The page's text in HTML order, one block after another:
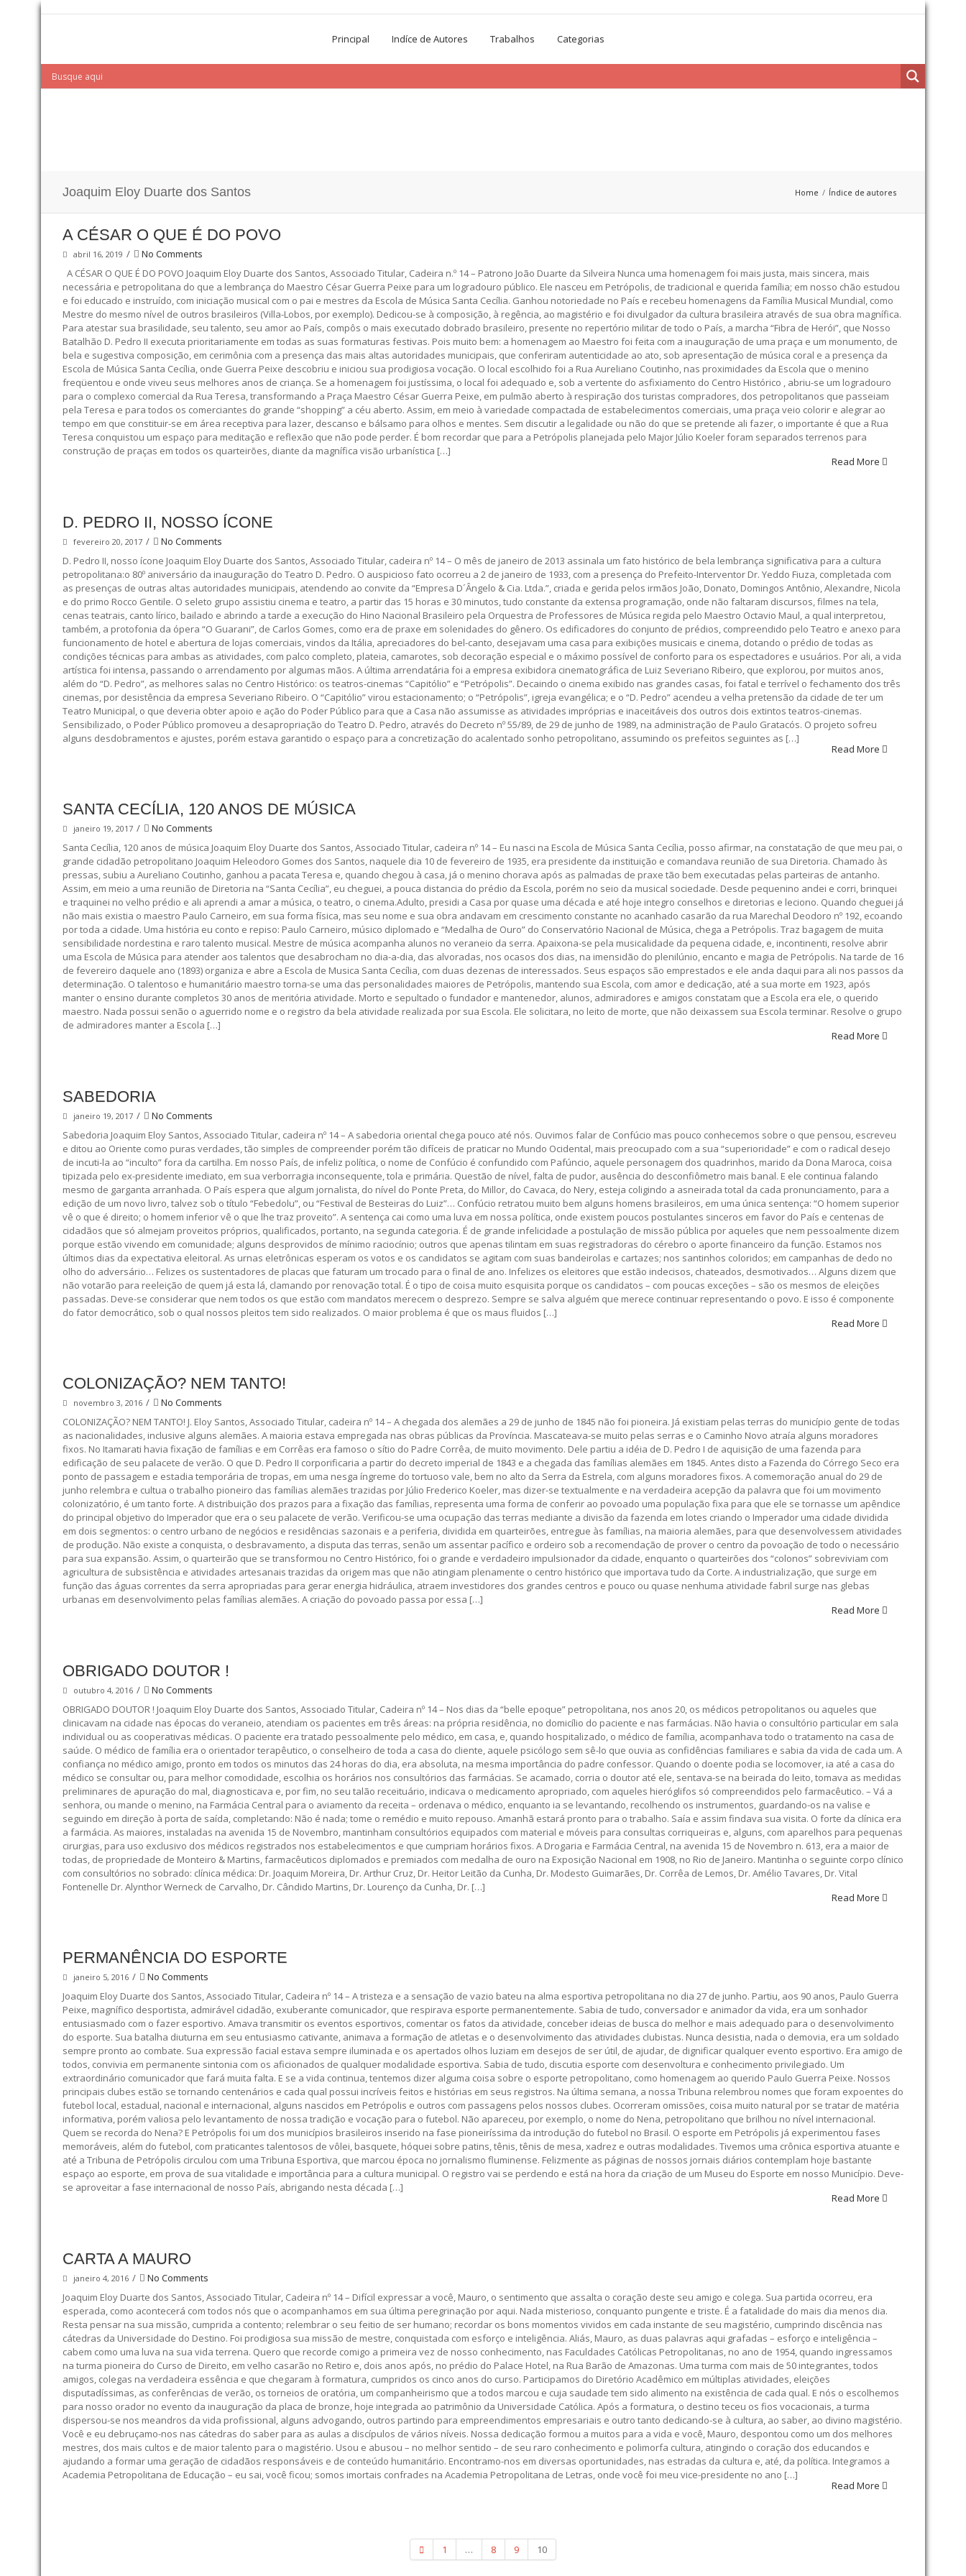
Principal Indíce de Autores Trabalhos Categorias
Joaquim Eloy Duarte dos Santos Home Índice de autores
A CÉSAR O QUE É DO POVO
abril 16, 2019 /
No Comments
A CÉSAR O QUE É DO POVO Joaquim Eloy Duarte dos Santos, Associado Titular, Cadeira n.º 14 – Patrono João Duarte da Silveira Nunca uma homenagem foi mais justa, mais sincera, mais
necessária e petropolitana do que a lembrança do Maestro César Guerra Peixe para um logradouro público. Ele nasceu em Petrópolis, de tradicional e querida família; em nosso chão estudou
e foi educado e instruído, com iniciação musical com o pai e mestres da Escola de Música Santa Cecília. Ganhou notoriedade no País e recebeu homenagens da Família Musical Mundial, como
Mestre do mesmo nível de outros brasileiros (Villa-Lobos, por exemplo). Dedicou-se à composição, à regência, ao magistério e foi divulgador da cultura brasileira através de sua obra magnífica.
Para atestar sua brasilidade, seu talento, seu amor ao País, compôs o mais executado dobrado brasileiro, presente no repertório militar de todo o País, a marcha “Fibra de Herói”, que Nosso
Batalhão D. Pedro II executa prioritariamente em todas as suas formaturas festivas. Pois muito bem: a homenagem ao Maestro foi feita com a inauguração de uma praça e um monumento, de
bela e sugestiva composição, em cerimônia com a presença das mais altas autoridades municipais, que conferiram autenticidade ao ato, sob apresentação de música coral e a presença da
Escola de Música Santa Cecília, onde Guerra Peixe descobriu e iniciou sua prodigiosa vocação. O local escolhido foi a Rua Aureliano Coutinho, nas proximidades da Escola que o menino
freqüentou e onde viveu seus melhores anos de criança. Se a homenagem foi justíssima, o local foi adequado e, sob a vertente do asfixiamento do Centro Histórico , abriu-se um logradouro
para o complexo comercial da Rua Teresa, transformando a Praça Maestro César Guerra Peixe, em pulmão aberto à respiração dos turistas compradores, dos petropolitanos que passeiam
pela Teresa e para todos os comerciantes do grande “shopping” a céu aberto. Assim, em meio à variedade compactada de estabelecimentos comerciais, uma praça veio colorir e alegrar ao
tempo em que constituir-se em área receptiva para lazer, descanso e bálsamo para olhos e mentes. Sem discutir a legalidade ou não do que se pretende ali fazer, o importante é que a Rua
Teresa conquistou um espaço para meditação e reflexão que não pode perder. É bom recordar que para a Petrópolis planejada pelo Major Júlio Koeler foram separados terrenos para
construção de praças em todos os quarteirões, diante da magnífica visão urbanística […]
Read More
D. PEDRO II, NOSSO ÍCONE
fevereiro 20, 2017 /
No Comments
D. Pedro II, nosso ícone Joaquim Eloy Duarte dos Santos, Associado Titular, cadeira nº 14 – O mês de janeiro de 2013 assinala um fato histórico de bela lembrança significativa para a cultura
petropolitana:o 80º aniversário da inauguração do Teatro D. Pedro. O auspicioso fato ocorreu a 2 de janeiro de 1933, com a presença do Prefeito-Interventor Dr. Yeddo Fiuza, completada com
as presenças de outras altas autoridades municipais, atendendo ao convite da “Empresa D´Ângelo & Cia. Ltda.”, criada e gerida pelos irmãos João, Donato, Domingos Antônio, Alexandre, Nicola
e do primo Rocco Gentile. O seleto grupo assistiu cinema e teatro, a partir das 15 horas e 30 minutos, tudo constante da extensa programação, onde não faltaram discursos, filmes na tela,
cenas teatrais, canto lírico, bailado e abrindo a tarde a execução do Hino Nacional Brasileiro pela Orquestra de Professores de Música regida pelo Maestro Octavio Maul, a qual interpretou,
também, a protofonia da ópera “O Guarani”, de Carlos Gomes, como era de praxe em solenidades do gênero. Os edificadores do conjunto de prédios, compreendido pelo Teatro e anexo para
funcionamento de hotel e abertura de lojas comerciais, vindos da Itália, apreciadores do bel-canto, desejavam uma casa para exibições musicais e cinema, dotando o prédio de todas as
condições técnicas para ambas as atividades, com palco completo, plateia, camarotes, sob decoração especial e o máximo possível de conforto para os espectadores e usuários. Por ali, a vida
artística foi intensa, passando o arrendamento por algumas mãos. A última arrendatária foi a empresa exibidora cinematográfica de Luiz Severiano Ribeiro, que explorou, por muitos anos,
além do “D. Pedro”, as melhores salas no Centro Histórico: os teatros-cinemas “Capitólio” e “Petrópolis”. Decaindo o cinema exibido nas grandes casas, foi fatal e terrível o fechamento dos três
cinemas, por desistência da empresa Severiano Ribeiro. O “Capitólio” virou estacionamento; o “Petrópolis”, igreja evangélica; e o “D. Pedro” acendeu a velha pretensão da cidade de ter um
Teatro Municipal, o que deveria obter apoio e ação do Poder Público para que a Casa não assumisse as atividades impróprias e inaceitáveis dos outros dois extintos teatros-cinemas.
Sensibilizado, o Poder Público promoveu a desapropriação do Teatro D. Pedro, através do Decreto nº 55/89, de 29 de junho de 1989, na administração de Paulo Gratacós. O projeto sofreu
alguns desdobramentos e ajustes, porém estava garantido o espaço para a concretização do acalentado sonho petropolitano, assumindo os prefeitos seguintes as […]
Read More
SANTA CECÍLIA, 120 ANOS DE MÚSICA
janeiro 19, 2017 /
No Comments
Santa Cecília, 120 anos de música Joaquim Eloy Duarte dos Santos, Associado Titular, cadeira nº 14 – Eu nasci na Escola de Música Santa Cecília, posso afirmar, na constatação de que meu pai, o
grande cidadão petropolitano Joaquim Heleodoro Gomes dos Santos, naquele dia 10 de fevereiro de 1935, era presidente da instituição e comandava reunião de sua Diretoria. Chamado às
pressas, subiu a Aureliano Coutinho, ganhou a pacata Teresa e, quando chegou à casa, já o menino chorava após as palmadas de praxe tão bem executadas pelas parteiras de antanho.
Assim, em meio a uma reunião de Diretoria na “Santa Cecília”, eu cheguei, a pouca distancia do prédio da Escola, porém no seio da musical sociedade. Desde pequenino andei e corri, brinquei
e traquinei no velho prédio e ali aprendi a amar a música, o teatro, o cinema.Adulto, presidi a Casa por quase uma década e até hoje integro conselhos e diretorias e leciono. Quando cheguei já
não mais existia o maestro Paulo Carneiro, em sua forma física, mas seu nome e sua obra andavam em crescimento constante no acanhado casarão da rua Marechal Deodoro nº 192, ecoando
por toda a cidade. Uma história eu conto e repiso: Paulo Carneiro, músico diplomado e “Medalha de Ouro” do Conservatório Nacional de Música, chega a Petrópolis. Traz bagagem de muita
sensibilidade nordestina e raro talento musical. Mestre de música acompanha alunos no veraneio da serra. Apaixona-se pela musicalidade da pequena cidade, e, incontinenti, resolve abrir
uma Escola de Música para atender aos talentos que desabrocham no dia-a-dia, das alvoradas, nos ocasos dos dias, na imensidão do plenilúnio, encanto e magia de Petrópolis. Na tarde de 16
de fevereiro daquele ano (1893) organiza e abre a Escola de Musica Santa Cecília, com duas dezenas de interessados. Seus espaços são emprestados e ele anda daqui para ali nos passos da
determinação. O talentoso e humanitário maestro torna-se uma das personalidades maiores de Petrópolis, mantendo sua Escola, com amor e dedicação, até a sua morte em 1923, após
manter o ensino durante completos 30 anos de meritória atividade. Morto e sepultado o fundador e mantenedor, alunos, admiradores e amigos constatam que a Escola era ele, o querido
maestro. Nada possui senão o aguerrido nome e o registro da bela atividade realizada por sua Escola. Ele solicitara, no leito de morte, que não deixassem sua Escola terminar. Resolve o grupo
de admiradores manter a Escola […]
Read More
SABEDORIA
janeiro 19, 2017 /
No Comments
Sabedoria Joaquim Eloy Santos, Associado Titular, cadeira nº 14 – A sabedoria oriental chega pouco até nós. Ouvimos falar de Confúcio mas pouco conhecemos sobre o que pensou, escreveu
e ditou ao Oriente como puras verdades, tão simples de compreender porém tão difíceis de praticar no Mundo Ocidental, mais preocupado com a sua “superioridade” e com o radical desejo
de incuti-la ao “inculto” fora da cartilha. Em nosso País, de infeliz política, o nome de Confúcio é confundido com Pafúncio, aquele personagem dos quadrinhos, marido da Dona Maroca, coisa
tipizada pelo ex-presidente imediato, em sua verborragia inconsequente, tola e primária. Questão de nível, falta de pudor, ausência do desconfiômetro mais banal. E ele continua falando
mesmo de garganta arranhada. O País espera que algum jornalista, do nível do Ponte Preta, do Millor, do Cavaca, do Nery, esteja coligindo a asneirada total da cada pronunciamento, para a
edição de um novo livro, talvez sob o título “Febedolu”, ou “Festival de Besteiras do Luiz”… Confúcio retratou muito bem alguns homens brasileiros, em uma única sentença: “O homem superior
vê o que é direito; o homem inferior vê o que lhe traz proveito”. A sentença cai como uma luva em nossa política, onde existem poucos postulantes sinceros em favor do País e centenas de
cidadãos que só almejam proveitos próprios, qualificados, portanto, na segunda categoria. É de grande infelicidade a postulação de missão pública por aqueles que nem pessoalmente dizem
porque estão vivendo em comunidade; alguns desprovidos de mínimo raciocínio; outros que apenas tilintam em suas registradoras do cérebro o aporte financeiro da função. Estamos nos
últimos dias da expectativa eleitoral. As urnas eletrônicas esperam os votos e os candidatos se agitam com suas bandeirolas e cartazes; nos santinhos coloridos; em campanhas de dedo no
olho do adversário… Felizes os sustentadores de placas que faturam um trocado para o final de ano. Infelizes os eleitores que estão indecisos, chateados, desmotivados… Alguns dizem que
não votarão para reeleição de quem já esta lá, clamando por renovação total. É o tipo de coisa muito esquisita porque os candidatos – com poucas exceções – são os mesmos de eleições
passadas. Deve-se considerar que nem todos os que estão com mandatos merecem o desprezo. Sempre se salva alguém que merece continuar representando o povo. E isso é componente
do fator democrático, sob o qual nossos pleitos tem sido realizados. O maior problema é que os maus fluidos […]
Read More
COLONIZAÇÃO? NEM TANTO!
novembro 3, 2016 /
No Comments
COLONIZAÇÃO? NEM TANTO! J. Eloy Santos, Associado Titular, cadeira nº 14 – A chegada dos alemães a 29 de junho de 1845 não foi pioneira. Já existiam pelas terras do município gente de todas
as nacionalidades, inclusive alguns alemães. A maioria estava empregada nas obras públicas da Província. Mascateava-se muito pelas serras e o Caminho Novo atraía alguns moradores
fixos. No Itamarati havia fixação de famílias e em Corrêas era famoso o sítio do Padre Corrêa, de muito movimento. Dele partiu a idéia de D. Pedro I de aquisição de uma fazenda para
edificação de seu palacete de verão. O que D. Pedro II corporificaria a partir do decreto imperial de 1843 e a chegada das famílias alemães em 1845. Antes disto a Fazenda do Córrego Seco era
ponto de passagem e estadia temporária de tropas, em uma nesga íngreme do tortuoso vale, bem no alto da Serra da Estrela, com alguns moradores fixos. A comemoração anual do 29 de
junho relembra e cultua o trabalho pioneiro das famílias alemães trazidas por Júlio Frederico Koeler, mas dizer-se textualmente e na verdadeira acepção da palavra que foi um movimento
colonizatório, é um tanto forte. A distribuição dos prazos para a fixação das famílias, representa uma forma de conferir ao povoado uma população fixa para que ele se tornasse um apêndice
do principal objetivo do Imperador que era o seu palacete de verão. Verificou-se uma ocupação das terras mediante a divisão da fazenda em lotes criando o Imperador uma cidade dividida
em dois segmentos: o centro urbano de negócios e residências sazonais e a periferia, dividida em quarteirões, entregue às famílias, na maioria alemães, para que desenvolvessem atividades
de produção. Não existe a conquista, o desbravamento, a disputa das terras, senão um assentar pacífico e ordeiro sob a recomendação de prover o centro da povoação de todo o necessário
para sua expansão. Assim, o quarteirão que se transformou no Centro Histórico, foi o grande e verdadeiro impulsionador da cidade, enquanto o quarteirões dos “colonos” sobreviviam com
agricultura de subsistência e atividades artesanais trazidas da origem mas que não atingiam plenamente o centro histórico que importava tudo da Corte. A industrialização, que surge em
função das águas correntes da serra apropriadas para gerar energia hidráulica, atraem investidores dos grandes centros e pouco ou quase nenhuma atividade fabril surge nas glebas
urbanas em desenvolvimento pelas famílias alemães. A criação do povoado passa por essa […]
Read More
OBRIGADO DOUTOR !
outubro 4, 2016 /
No Comments
OBRIGADO DOUTOR ! Joaquim Eloy Duarte dos Santos, Associado Titular, Cadeira nº 14 – Nos dias da “belle epoque” petropolitana, nos anos 20, os médicos petropolitanos ou aqueles que
clinicavam na cidade nas épocas do veraneio, atendiam os pacientes em três áreas: na própria residência, no domicílio do paciente e nas farmácias. Não havia o consultório particular em sala
individual ou as cooperativas médicas. O paciente era tratado pessoalmente pelo médico, em casa, e, quando hospitalizado, o médico de família, acompanhava todo o tratamento na casa de
saúde. O médico de família era o orientador terapêutico, o conselheiro de toda a casa do cliente, aquele psicólogo sem sê-lo que ouvia as confidências familiares e sabia da vida de cada um. A
confiança no médico amigo, pronto em todos os minutos das 24 horas do dia, era absoluta, na mesma importância do padre confessor. Quando o doente podia se locomover, ia até a casa do
médico se consultar ou, para melhor comodidade, escolhia os horários nos consultórios das farmácias. Se acamado, corria o doutor até ele, sentava-se na beirada do leito, tomava as medidas
preliminares de apuração do mal, diagnosticava e, por fim, no seu talão receituário, indicava o medicamento apropriado, com aqueles hieróglifos só compreendidos pelo farmacêutico. – Vá a
senhora, ou mande o menino, na Farmácia Central para o aviamento da receita – ordenava o médico, enquanto ia se levantando, recolhendo os instrumentos, guardando-os na valise e
seguindo em direção à porta de saída, completando: Não é nada; tome o remédio e muito repouso. Amanhã estará pronto para o trabalho. Saía e assim findava sua visita. O forte da clínica era
a farmácia. As maiores, instaladas na avenida 15 de Novembro, mantinham consultórios equipados com material e móveis para consultas corriqueiras e, alguns, com aparelhos para pequenas
cirurgias, para uso exclusivo dos médicos registrados nos estabelecimentos e que cumpriam horários fixos. A Drogaria e Farmácia Central, na avenida 15 de Novembro n. 613, era a maior de
todas, de propriedade de Monteiro & Martins, farmacêuticos diplomados e premiados com medalha de ouro na Exposição Nacional em 1908, no Rio de Janeiro. Mantinha o seguinte corpo clínico
com consultórios no sobrado: clínica médica: Dr. Joaquim Moreira, Dr. Arthur Cruz, Dr. Heitor Leitão da Cunha, Dr. Modesto Guimarães, Dr. Corrêa de Lemos, Dr. Amélio Tavares, Dr. Vital
Fontenelle Dr. Alynthor Werneck de Carvalho, Dr. Cândido Martins, Dr. Lourenço da Cunha, Dr. […]
Read More
PERMANÊNCIA DO ESPORTE
janeiro 5, 2016 /
No Comments
Joaquim Eloy Duarte dos Santos, Associado Titular, Cadeira nº 14 – A tristeza e a sensação de vazio bateu na alma esportiva petropolitana no dia 27 de junho. Partiu, aos 90 anos, Paulo Guerra
Peixe, magnífico desportista, admirável cidadão, exuberante comunicador, que respirava esporte permanentemente. Sabia de tudo, conversador e animador da vida, era um sonhador
entusiasmado com o fazer esportivo. Amava transmitir os eventos esportivos, comentar os fatos da atividade, conceber ideias de busca do melhor e mais adequado para o desenvolvimento
do esporte. Sua batalha diuturna em seu entusiasmo cativante, animava a formação de atletas e o desenvolvimento das atividades clubistas. Nunca desistia, nada o demovia, era um soldado
sempre pronto ao combate. Sua expressão facial estava sempre iluminada e os apertados olhos luziam em desejos de ser útil, de ajudar, de dignificar qualquer evento esportivo. Era amigo de
todos, convivia em permanente sintonia com os aficionados de qualquer modalidade esportiva. Sabia de tudo, discutia esporte com desenvoltura e conhecimento privilegiado. Um
extraordinário comunicador que fará muita falta. E se a vida continua, tentemos dizer alguma coisa sobre o esporte petropolitano, como homenagem ao querido Paulo Guerra Peixe. Nossos
principais clubes estão se tornando centenários e cada qual possui incríveis feitos e histórias em seus registros. Na última semana, a nossa Tribuna relembrou nomes que foram expoentes do
futebol local, estadual, nacional e internacional, alguns nascidos em Petrópolis e outros com passagens pelos nossos clubes. Ocorreram omissões, coisa muito natural por se tratar de matéria
informativa, porém valiosa pelo levantamento de nossa tradição e vocação para o futebol. Não apareceu, por exemplo, o nome do Nena, petropolitano que brilhou no nível internacional.
Quem se recorda do Nena? E Petrópolis foi um dos municípios brasileiros inserido na fase pioneiríssima da introdução do futebol no Brasil. O esporte em Petrópolis já experimentou fases
memoráveis, além do futebol, com praticantes talentosos de vôlei, basquete, hóquei sobre patins, tênis, tênis de mesa, xadrez e outras modalidades. Tivemos uma crônica esportiva atuante e
até a Tribuna de Petrópolis circulou com uma Tribuna Esportiva, que marcou época no jornalismo fluminense. Felizmente as páginas de nossos jornais diários contemplam hoje bastante
espaço ao esporte, em prova de sua vitalidade e importância para a cultura municipal. O registro vai se perdendo e está na hora da criação de um Museu do Esporte em nosso Município. Deve-
se aproveitar a fase internacional de nosso País, abrigando nesta década […]
Read More
CARTA A MAURO
janeiro 4, 2016 /
No Comments
Joaquim Eloy Duarte dos Santos, Associado Titular, Cadeira nº 14 – Difícil expressar a você, Mauro, o sentimento que assalta o coração deste seu amigo e colega. Sua partida ocorreu, era
esperada, como acontecerá com todos nós que o acompanhamos em sua última peregrinação por aqui. Nada misterioso, conquanto pungente e triste. É a fatalidade do mais dia menos dia.
Resta pensar na sua missão, cumprida a contento; relembrar o seu feitio de ser humano; recordar os bons momentos vividos em cada instante de seu magistério, cumprindo discência nas
cátedras da Universidade do Destino. Foi prodigiosa sua missão de mestre, conquistada com esforço e inteligência. Aliás, Mauro, as duas palavras aqui grafadas – esforço e inteligência –
cabem como uma luva na sua vida terrena. Quero que recorde comigo a primeira vez de nosso conhecimento, nas Faculdades Católicas Petropolitanas, no ano de 1954, quando ingressamos
na turma pioneira do Curso de Direito, em velho casarão no Retiro e, dois anos após, no prédio do Palace Hotel, na Rua Barão de Amazonas. Uma turma com mais de 50 integrantes, todos
amigos, colegas na verdadeira essência e que chegaram à formatura, cumpridos os cinco anos do curso. Participamos do Diretório Acadêmico em múltiplas atividades, eleições
disputadíssimas, as conferências de verão, os torneios de oratória, um companheirismo que a todos marcou e cuja saudade tem sido alimento na existência de cada qual. E nós o escolhemos
para nosso orador no evento da inauguração da placa de bronze, hoje integrada ao patrimônio da Universidade Católica. Após a formatura, o destino teceu os fios vocacionais, a turma
dispersou-se nos meandros da vida profissional, alguns advogando, outros partindo para empreendimentos empresariais e outro tanto dedicando-se à cultura, ao saber, ao divino magistério.
Você e eu debruçamo-nos nas cátedras do saber para as aulas a discípulos de vários níveis. Nossa dedicação formou a muitos para a vida e você, Mauro, despontou como um dos melhores
mestres, dos mais cultos e de maior talento para o magistério. Usou e abusou – no melhor sentido – de seu raro conhecimento e polimorfa cultura, atingindo o coração dos educandos e
ajudando a formar uma geração de cidadãos responsáveis e de conteúdo humanitário. Encontramo-nos em diversas oportunidades, nas estradas da cultura e, até, da política. Integramos a
Academia Petropolitana de Educação – eu sai, você ficou; somos imortais confrades na Academia Petropolitana de Letras, onde você foi meu vice-presidente no ano […]
Read More
1 … 8 9 10